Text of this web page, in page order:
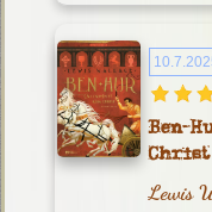
Ben-
Christ
Lewis